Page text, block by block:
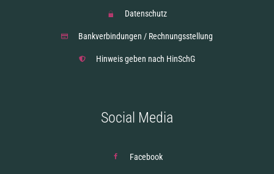
Datenschutz
Bankverbindungen / Rechnungsstellung
Hinweis geben nach HinSchG
Social Media
Facebook